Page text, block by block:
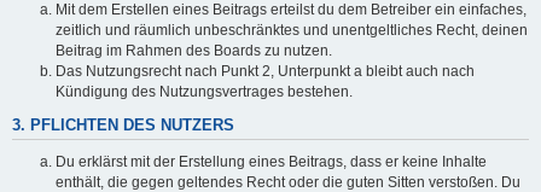
Mit dem Erstellen eines Beitrags erteilst du dem Betreiber ein einfaches,
zeitlich und räumlich unbeschränktes und unentgeltliches Recht, deinen
Beitrag im Rahmen des Boards zu nutzen.
Das Nutzungsrecht nach Punkt 2, Unterpunkt a bleibt auch nach
Kündigung des Nutzungsvertrages bestehen.
3. PFLICHTEN DES NUTZERS
Du erklärst mit der Erstellung eines Beitrags, dass er keine Inhalte
enthält, die gegen geltendes Recht oder die guten Sitten verstoßen. Du